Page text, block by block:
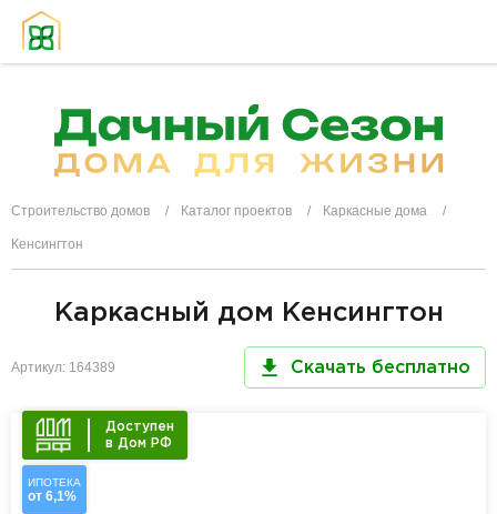
Строительство домов Каталог проектов Каркасные дома
Кенсингтон
Каркасный дом Кенсингтон
Артикул: 164389 Скачать бесплатно
Доступен
в Дом РФ
ИПОТЕКА
от 6,1%